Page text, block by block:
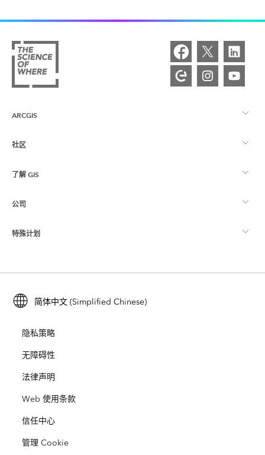
ARCGIS
ArcGIS 概览
制图
Esri Store
社区
Esri 社区
ArcGIS 博客
Esri 年轻专家关系网
了解 GIS
什么是 GIS？
位置智能
培训
ArcUser
ArcNews
ArcWatch
Esri 视频
公司
关于 Esri
招贤纳士
开放视野
业务行为准则
特殊计划
ArcGIS for Student Use
保护
教育
简体中文 (Simplified Chinese)
隐私策略
无障碍性
法律声明
Web 使用条款
信任中心
管理 Cookie